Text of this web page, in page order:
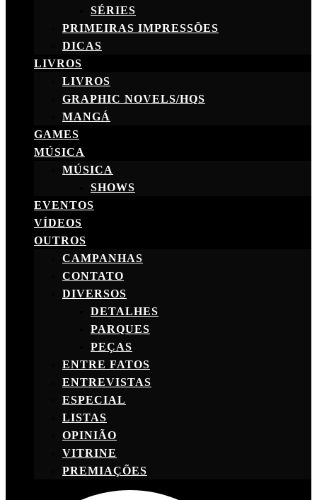
SÉRIES
PRIMEIRAS IMPRESSÕES
DICAS
LIVROS
LIVROS
GRAPHIC NOVELS/HQS
MANGÁ
GAMES
MÚSICA
MÚSICA
SHOWS
EVENTOS
VÍDEOS
OUTROS
CAMPANHAS
CONTATO
DIVERSOS
DETALHES
PARQUES
PEÇAS
ENTRE FATOS
ENTREVISTAS
ESPECIAL
LISTAS
OPINIÃO
VITRINE
PREMIAÇÕES